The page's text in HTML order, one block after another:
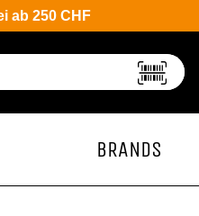
ab 250 CHF
BRANDS